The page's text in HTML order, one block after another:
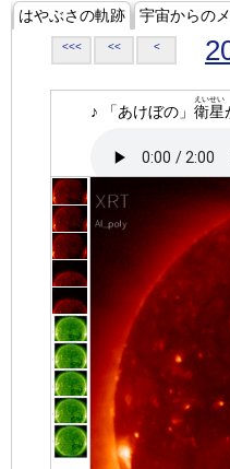
はやぶさの軌跡 宇宙からの
<<< << <
♪ 「あけぼの」 衛星
えいせい